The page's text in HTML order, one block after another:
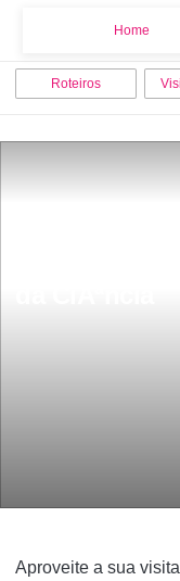
Home
Roteiros
Aproveite a sua